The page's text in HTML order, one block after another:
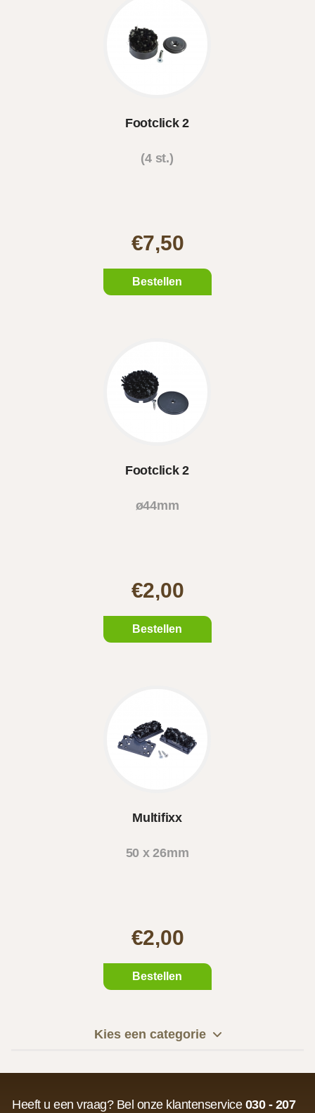
Footclick 2
(4 st.)
€7,50
Bestellen
Footclick 2
ø44mm
€2,00
Bestellen
Multifixx
50 x 26mm
€2,00
Bestellen
Kies een categorie
Heeft u een vraag? Bel onze klantenservice 030 - 207